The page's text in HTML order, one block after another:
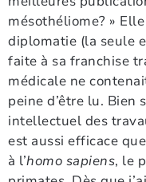
mésothéliome? »
diplomatie (la seule
faite à sa franchise
médicale ne
peine d’être lu. Bien
intellectuel des
est aussi efficace
à l’homo sapiens, le